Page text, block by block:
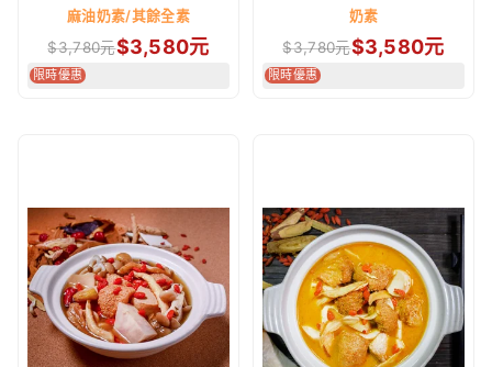
麻油奶素/其餘全素
$3,780元$3,580元
限時優惠
奶素
$3,780元$3,580元
限時優惠